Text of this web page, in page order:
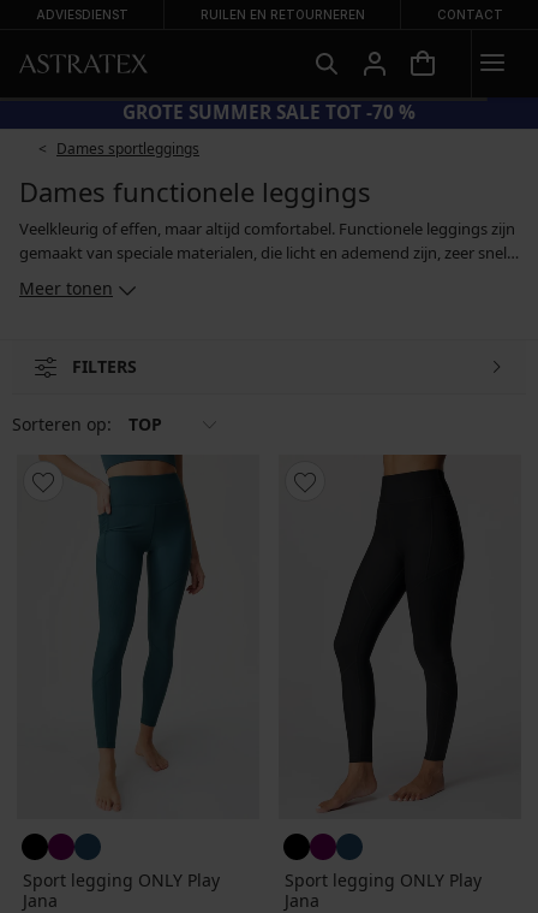
ADVIESDIENST RUILEN EN RETOURNEREN CONTACT
GROTE SUMMER SALE TOT -70 %
Dames sportleggings
Dames functionele leggings
Veelkleurig of effen, maar altijd comfortabel. Functionele leggings zijn
gemaakt van speciale materialen, die licht en ademend zijn, zeer snel
het sporten zweet. De voor sport ontworpen leggings zijn zo
modellen kunnen ook worden gebruikt als warme laag onder
Meer tonen
FILTERS
Sorteren op: TOP
Sport legging ONLY Play
Jana
Sport legging ONLY Play
Jana